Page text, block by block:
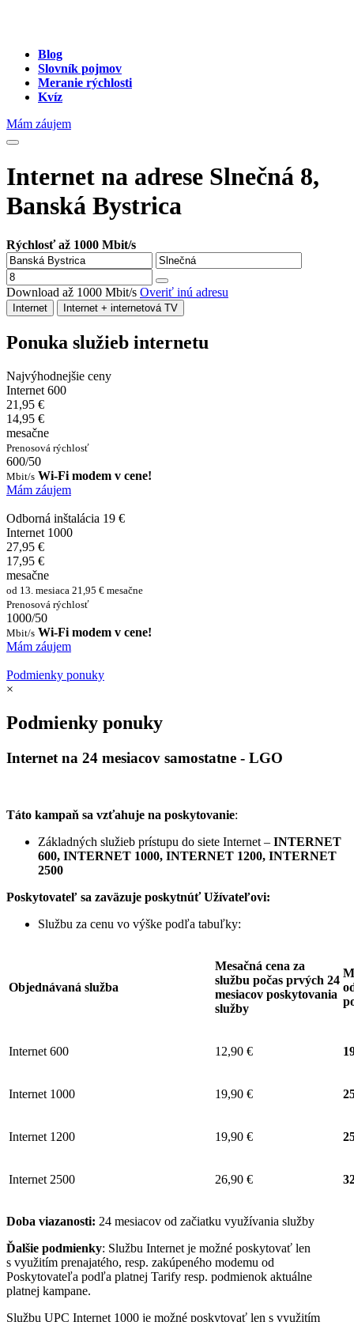
Blog
Slovník pojmov
Meranie rýchlosti
Kvíz
Mám záujem
Internet na adrese Slnečná 8,
Banská Bystrica
Rýchlosť až 1000 Mbit/s
Download až 1000 Mbit/s Overiť inú adresu
Internet Internet + internetová TV
Ponuka služieb internetu
Najvýhodnejšie ceny
Internet 600
21,95 €
14,95 €
mesačne
Prenosová rýchlosť
600/50
Mbit/s Wi-Fi modem v cene!
Mám záujem
Odborná inštalácia 19 €
Internet 1000
27,95 €
17,95 €
mesačne
od 13. mesiaca 21,95 € mesačne
Prenosová rýchlosť
1000/50
Mbit/s Wi-Fi modem v cene!
Mám záujem
Podmienky ponuky
×
Podmienky ponuky
Internet na 24 mesiacov samostatne - LGO
Táto kampaň sa vzťahuje na poskytovanie:
Základných služieb prístupu do siete Internet – INTERNET
600, INTERNET 1000, INTERNET 1200, INTERNET
2500
Poskytovateľ sa zaväzuje poskytnúť Užívateľovi:
Službu za cenu vo výške podľa tabuľky:
Objednávaná služba
Mesačná cena za
službu počas prvých 24
mesiacov poskytovania
služby
Internet 600 12,90 €
Internet 1000 19,90 €
Internet 1200 19,90 €
Internet 2500 26,90 €
Doba viazanosti: 24 mesiacov od začiatku využívania služby
Ďalšie podmienky: Službu Internet je možné poskytovať len
s využitím prenajatého, resp. zakúpeného modemu od
Poskytovateľa podľa platnej Tarify resp. podmienok aktuálne
platnej kampane.
Službu UPC Internet 1000 je možné poskytovať len s využitím